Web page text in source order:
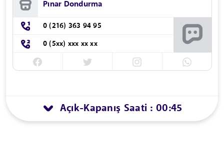
Pınar Dondurma
0 (216) 363 94 95
0 (5xx) xxx xx xx
Açık-Kapanış Saati : 00:45